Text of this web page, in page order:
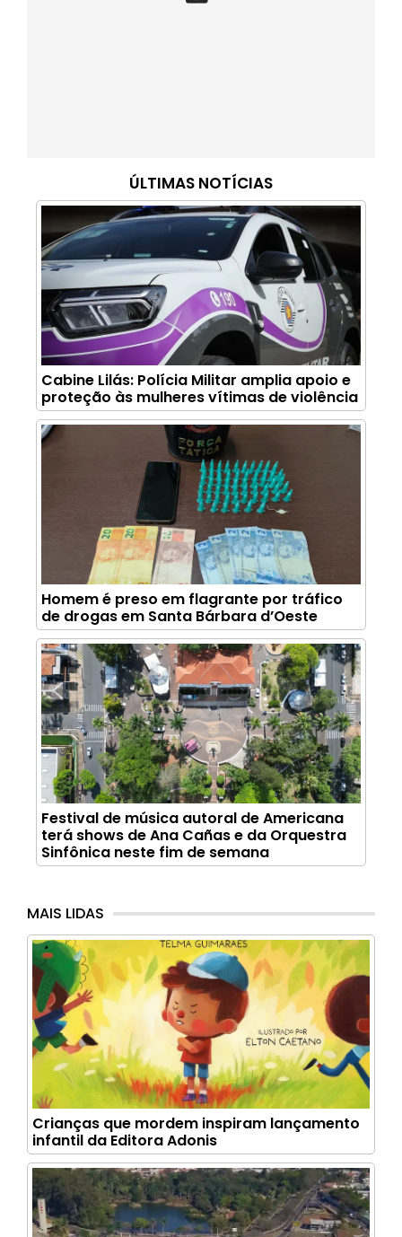
ÚLTIMAS NOTÍCIAS
Cabine Lilás: Polícia Militar amplia apoio e
proteção às mulheres vítimas de violência
Homem é preso em flagrante por tráfico
de drogas em Santa Bárbara d’Oeste
Festival de música autoral de Americana
terá shows de Ana Cañas e da Orquestra
Sinfônica neste fim de semana
MAIS LIDAS
Crianças que mordem inspiram lançamento
infantil da Editora Adonis